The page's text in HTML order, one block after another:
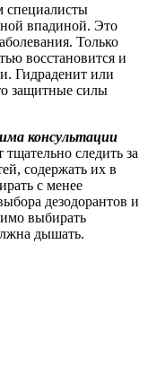
специалисты
впадиной. Это
Только
восстановится и
Гидраденит или
защитные силы
консультации
тщательно следить за
содержать их в
с менее
дезодорантов и
выбирать
дышать.